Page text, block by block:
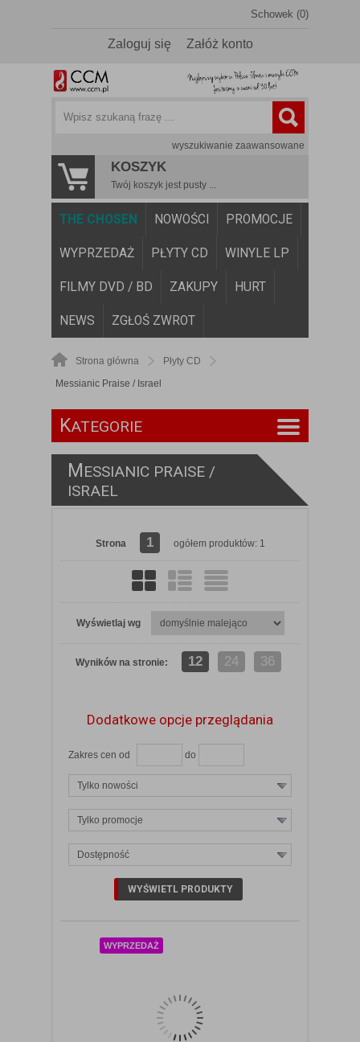
Schowek (0)
Zaloguj się Załóż konto
wyszukiwanie zaawansowane
KOSZYK
Twój koszyk jest pusty ...
THE CHOSEN NOWOŚCI PROMOCJE
WYPRZEDAŻ PŁYTY CD WINYLE LP
FILMY DVD / BD ZAKUPY HURT
NEWS ZGŁOŚ ZWROT
Strona główna
Płyty CD
Messianic Praise / Israel
KATEGORIE
MESSIANIC PRAISE /
ISRAEL
Strona 1 ogółem produktów: 1
Wyświetlaj wg
Wyników na stronie: 12 24 36
Dodatkowe opcje przeglądania
Zakres cen od do
Tylko nowości
Tylko promocje
Dostępność
ZOBACZ SZCZEGÓŁY
WYPRZEDAŻ